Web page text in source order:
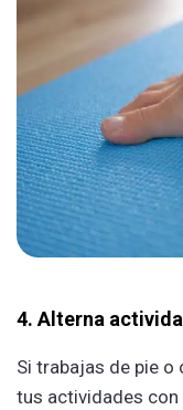
4. Alterna
Si trabajas de pie o
tus actividades